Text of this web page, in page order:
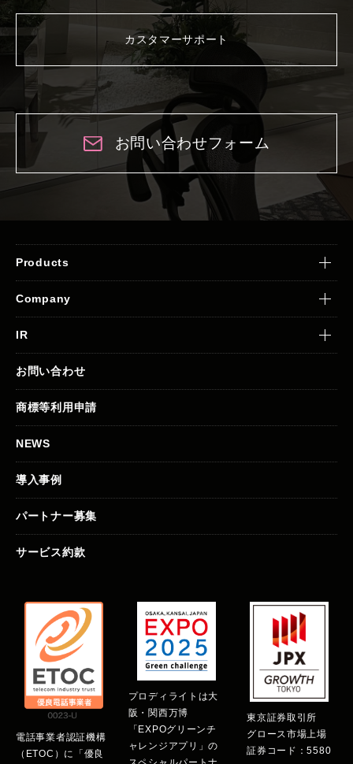
カスタマーサポート
お問い合わせフォーム
Products
Company
IR
お問い合わせ
商標等利用申請
NEWS
導入事例
パートナー募集
サービス約款
電話事業者認証機構
（ETOC）に「優良
プロディライトは大
阪・関西万博
「EXPOグリーンチ
ャレンジアプリ」の
東京証券取引所
グロース市場上場
証券コード：5580